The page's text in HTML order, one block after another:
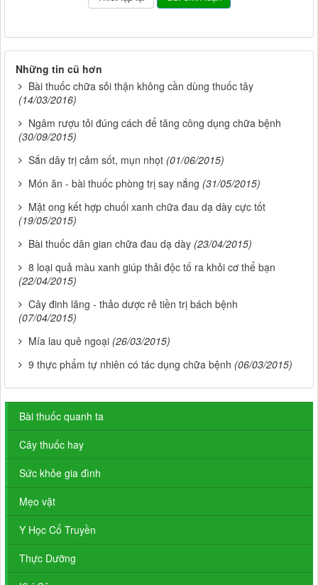
Những tin cũ hơn
Bài thuốc chữa sỏi thận không cần dùng thuốc tây
(14/03/2016)
Ngâm rượu tỏi đúng cách để tăng công dụng chữa bệnh
(30/09/2015)
Sắn dây trị cảm sốt, mụn nhọt (01/06/2015)
Món ăn - bài thuốc phòng trị say nắng (31/05/2015)
Mật ong kết hợp chuối xanh chữa đau dạ dày cực tốt
(19/05/2015)
Bài thuốc dân gian chữa đau dạ dày (23/04/2015)
8 loại quả màu xanh giúp thải độc tố ra khỏi cơ thể bạn
(22/04/2015)
Cây đinh lăng - thảo dược rẻ tiền trị bách bệnh
(07/04/2015)
Mía lau quê ngoại (26/03/2015)
9 thực phẩm tự nhiên có tác dụng chữa bệnh (06/03/2015)
Bài thuốc quanh ta
Cây thuốc hay
Sức khỏe gia đình
Mẹo vặt
Y Học Cổ Truyền
Thực Dưỡng